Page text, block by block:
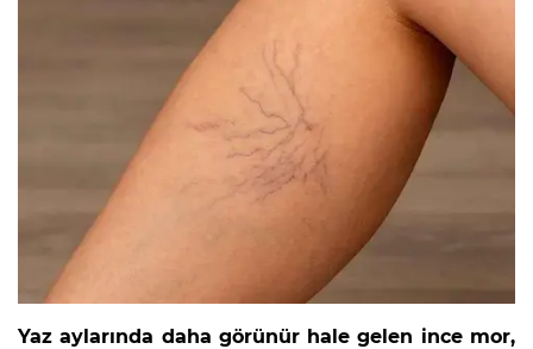
Yaz aylarında daha görünür hale gelen ince mor,